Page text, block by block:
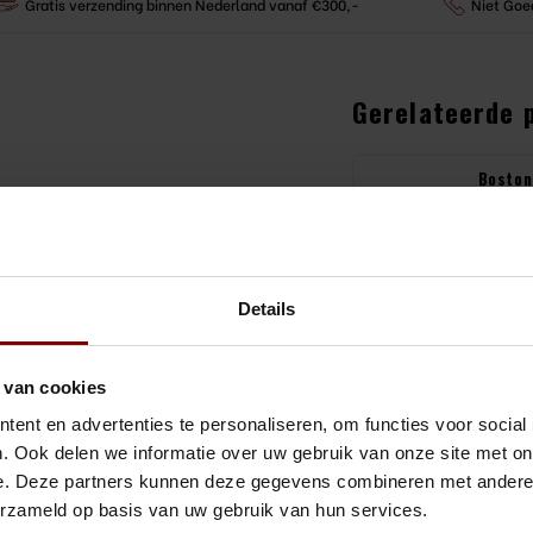
Details
cookies
en advertenties te personaliseren, om functies voor social
Ook delen we informatie over uw gebruik van onze site met
Deze partners kunnen deze gegevens combineren met
op basis van uw gebruik van hun services.
de meest veeleisende
de meest populaire producten.
10 (gelijk aan 1 millimeter) wat
en elegantie, waardoor
hoogste kwaliteit.
Gerelateerde
500 -